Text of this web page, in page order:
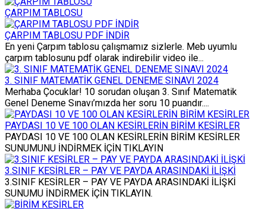
ÇARPIM TABLOSU
ÇARPIM TABLOSU PDF İNDİR
En yeni Çarpım tablosu çalışmamız sizlerle. Meb uyumlu
çarpım tablosunu pdf olarak indirebilir video ile...
3. SINIF MATEMATİK GENEL DENEME SINAVI 2024
Merhaba Çocuklar! 10 sorudan oluşan 3. Sınıf Matematik
Genel Deneme Sınavı’mızda her soru 10 puandır....
PAYDASI 10 VE 100 OLAN KESİRLERİN BİRİM KESİRLER
PAYDASI 10 VE 100 OLAN KESİRLERİN BİRİM KESİRLER
SUNUMUNU İNDİRMEK İÇİN TIKLAYIN
3.SINIF KESİRLER – PAY VE PAYDA ARASINDAKİ İLİŞKİ
3.SINIF KESİRLER – PAY VE PAYDA ARASINDAKİ İLİŞKİ
SUNUMU İNDİRMEK İÇİN TIKLAYIN.